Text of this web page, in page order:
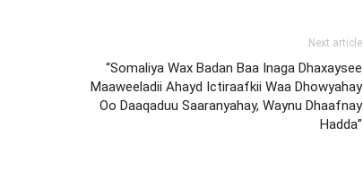
Next article
“Somaliya Wax Badan Baa Inaga Dhaxaysee
Maaweeladii Ahayd Ictiraafkii Waa Dhowyahay
Oo Daaqaduu Saaranyahay, Waynu Dhaafnay
Hadda”